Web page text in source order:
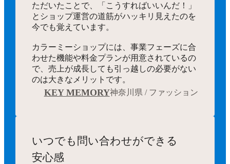
ただいたことで、「こうすればいいんだ！」
とショップ運営の道筋がハッキリ見えたのを
今でも覚えています。
カラーミーショップには、事業フェーズに合
わせた機能や料金プランが用意されているの
で、売上が成長しても引っ越しの必要がない
のは大きなメリットです。
KEY MEMORY神奈川県 / ファッション
いつでも 問い合わせができる
安心感